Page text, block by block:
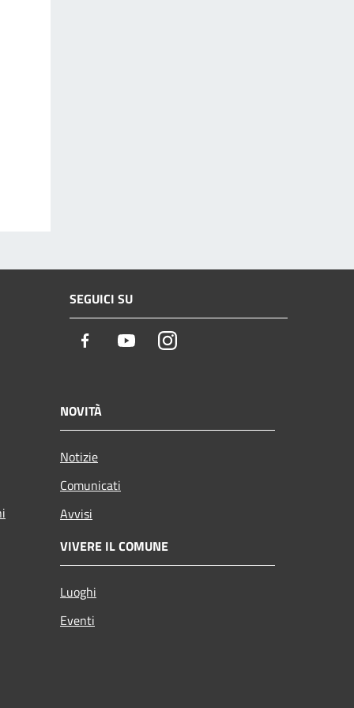
SEGUICI SU
Facebook YoutubeInstagram
NOVITÀ
Notizie
Comunicati
Avvisi
VIVERE IL COMUNE
Luoghi
Eventi